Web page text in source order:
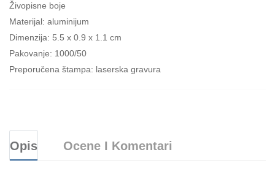
Živopisne boje
Materijal: aluminijum
Dimenzija: 5.5 x 0.9 x 1.1 cm
Pakovanje: 1000/50
Preporučena štampa: laserska gravura
Opis Ocene I Komentari